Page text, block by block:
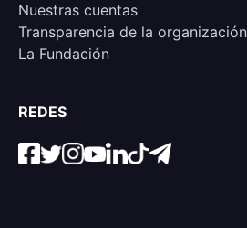
Nuestras cuentas
Transparencia de la organización
La Fundación
REDES